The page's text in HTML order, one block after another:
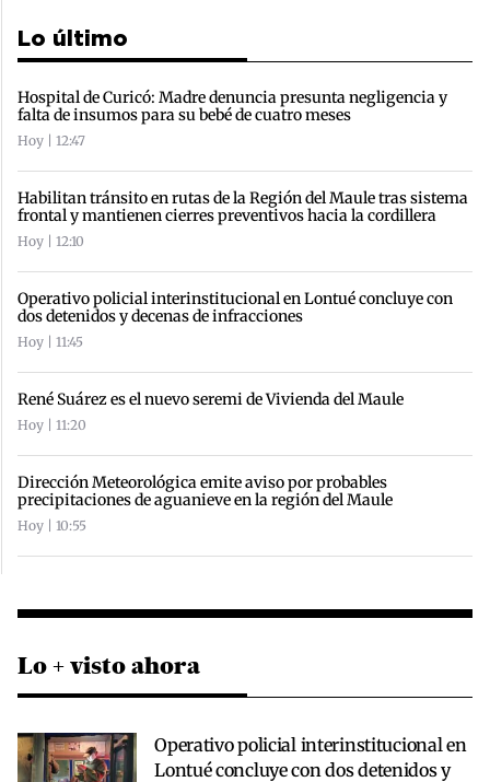
Lo último
Hospital de Curicó: Madre denuncia presunta negligencia y
falta de insumos para su bebé de cuatro meses
Hoy | 12:47
Habilitan tránsito en rutas de la Región del Maule tras sistema
frontal y mantienen cierres preventivos hacia la cordillera
Hoy | 12:10
Operativo policial interinstitucional en Lontué concluye con
dos detenidos y decenas de infracciones
Hoy | 11:45
René Suárez es el nuevo seremi de Vivienda del Maule
Hoy | 11:20
Dirección Meteorológica emite aviso por probables
precipitaciones de aguanieve en la región del Maule
Hoy | 10:55
Lo + visto ahora
Operativo policial interinstitucional en
Lontué concluye con dos detenidos y